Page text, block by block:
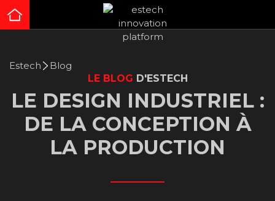
Estech
Blog
LE BLOG D'ESTECH
LE DESIGN INDUSTRIEL :
DE LA CONCEPTION À
LA PRODUCTION
________